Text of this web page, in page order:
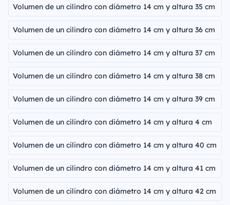
Volumen de un cilindro con diámetro 14 cm y altura 35 cm
Volumen de un cilindro con diámetro 14 cm y altura 36 cm
Volumen de un cilindro con diámetro 14 cm y altura 37 cm
Volumen de un cilindro con diámetro 14 cm y altura 38 cm
Volumen de un cilindro con diámetro 14 cm y altura 39 cm
Volumen de un cilindro con diámetro 14 cm y altura 4 cm
Volumen de un cilindro con diámetro 14 cm y altura 40 cm
Volumen de un cilindro con diámetro 14 cm y altura 41 cm
Volumen de un cilindro con diámetro 14 cm y altura 42 cm